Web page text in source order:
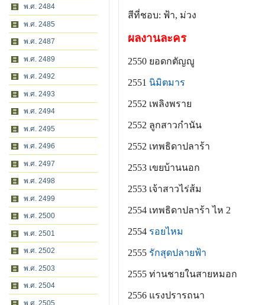
พ.ศ. 2484
พ.ศ. 2485
พ.ศ. 2487
พ.ศ. 2489
พ.ศ. 2492
พ.ศ. 2493
พ.ศ. 2494
พ.ศ. 2495
พ.ศ. 2496
พ.ศ. 2497
พ.ศ. 2498
พ.ศ. 2499
พ.ศ. 2500
พ.ศ. 2501
พ.ศ. 2502
พ.ศ. 2503
พ.ศ. 2504
พ.ศ. 2505
สีที่ชอบ: ฟ้า, ม่วง
ผลงานละคร
2550 ยอดกตัญญู
2551 นิมิตมาร
2552 เพลิงพราย
2552 ลูกสาวกำนัน
2552 เทพธิดาปลาร้า
2553 เขยบ้านนอก
2553 เจ้าสาวไร่ส้ม
2554 เทพธิดาปลาร้า ไห 2
2554 รอยไหม
2555 รักสุดปลายฟ้า
2555 ท่านชายในสายหมอก
2556 แรงปรารถนา